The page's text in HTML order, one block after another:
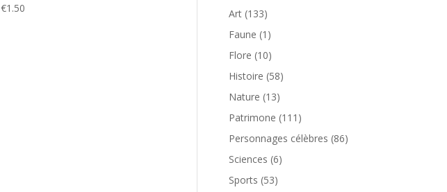
€1.50 Art 133133
produits
Faune 1 1
produit
Flore 1010
produits
Histoire 5858
Nature 1313
produits
Patrimone 111 111
produits
Personnages célèbres 8686
Sciences 66
Sports 5353